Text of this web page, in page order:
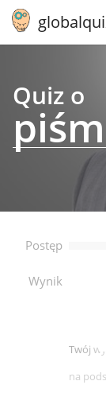
Quiz o
Postęp
Wynik
Twój
na